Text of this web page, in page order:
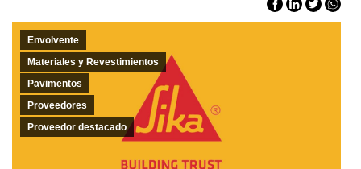
Envolvente
Materiales y Revestimientos
Pavimentos
Proveedores
Proveedor destacado